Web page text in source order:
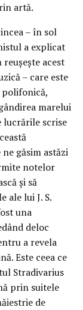
artă.
– în sol
a explicat
acest
– care este
polifonică,
marelui
lucrările scrise
găsim astăzi
notelor
și să
ale lui J. S.
una
deloc
a revela
Este ceea ce
Stradivarius
prin suitele
de